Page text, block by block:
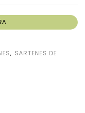
, SARTENES DE